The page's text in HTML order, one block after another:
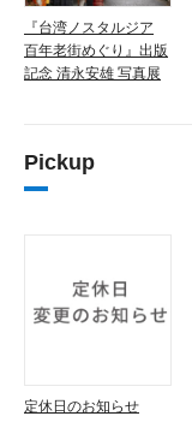
『台湾ノスタルジア
百年老街めぐり』出版
記念 清永安雄 写真展
Pickup
定休日のお知らせ